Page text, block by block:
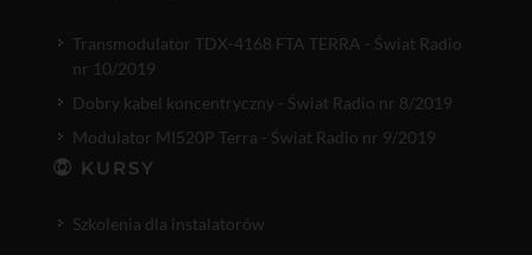
Transmodulator TDX-4168 FTA TERRA - Świat Radio
nr 10/2019
Dobry kabel koncentryczny - Świat Radio nr 8/2019
Modulator MI520P Terra - Świat Radio nr 9/2019
KURSY
Szkolenia dla instalatorów